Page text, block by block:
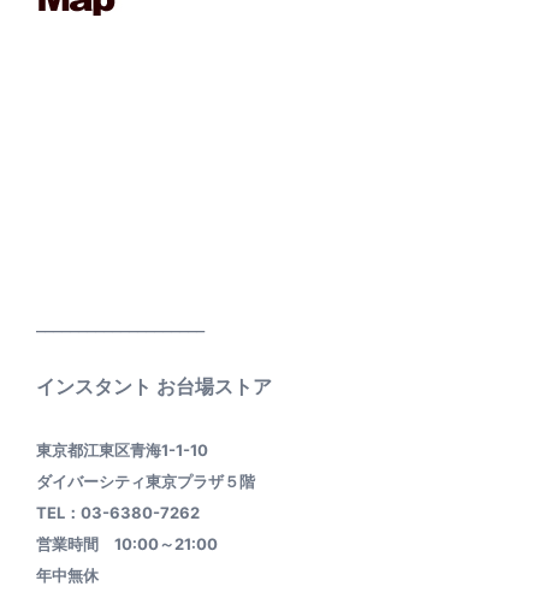
インスタント お台場ストア
東京都江東区青海1-1-10
ダイバーシティ東京プラザ５階
TEL：03-6380-7262
営業時間 10:00～21:00
年中無休